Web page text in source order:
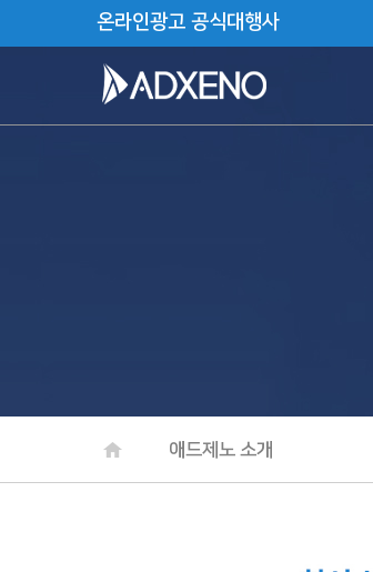
온라인광고 공식대행사
애드제노 소개